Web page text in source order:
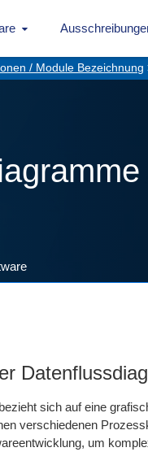
/ Module Bezeichnung
sich auf eine
verschiedenen
um